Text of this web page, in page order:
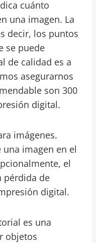
cuánto
una imagen. La
decir, los puntos
se puede
de calidad es a
asegurarnos
son 300
digital.
imágenes.
imagen en el
el
pérdida de
digital.
es una
objetos